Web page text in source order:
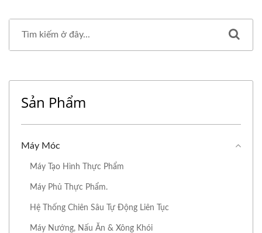
Sản Phẩm
Máy Móc
Máy Tạo Hình Thực Phẩm
Máy Phủ Thực Phẩm.
Hệ Thống Chiên Sâu Tự Động Liên Tục
Máy Nướng, Nấu Ăn & Xông Khói